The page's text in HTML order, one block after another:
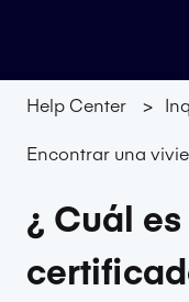
Help Center
Encontrar una
¿ Cuál